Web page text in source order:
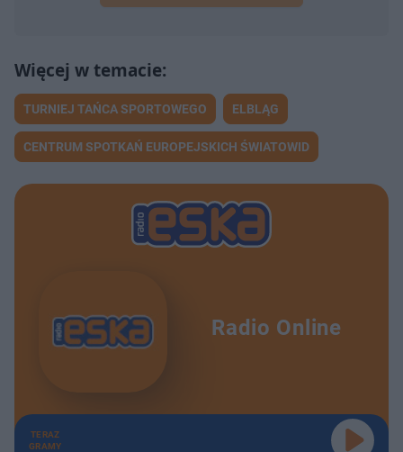
TURNIEJ TAŃCA SPORTOWEGO ELBLĄG
CENTRUM SPOTKAŃ EUROPEJSKICH ŚWIATOWID
Radio Online
TERAZ
GRAMY